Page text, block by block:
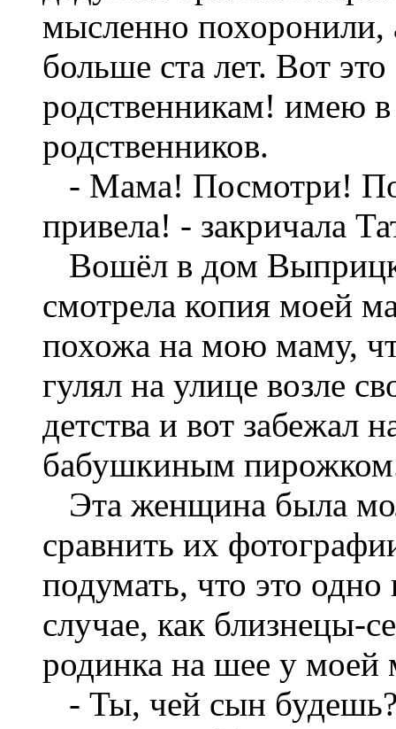
мысленно похоронили,
больше ста лет. Вот
родственникам! имею в
родственников.
- Мама! Посмотри!
привела! - закричала
Вошёл в дом
смотрела копия моей
похожа на мою маму,
гулял на улице возле
детства и вот забежал
бабушкиным
Эта женщина была
сравнить их
подумать, что это
случае, как близнецы-
родинка на шее у
- Ты, чей сын